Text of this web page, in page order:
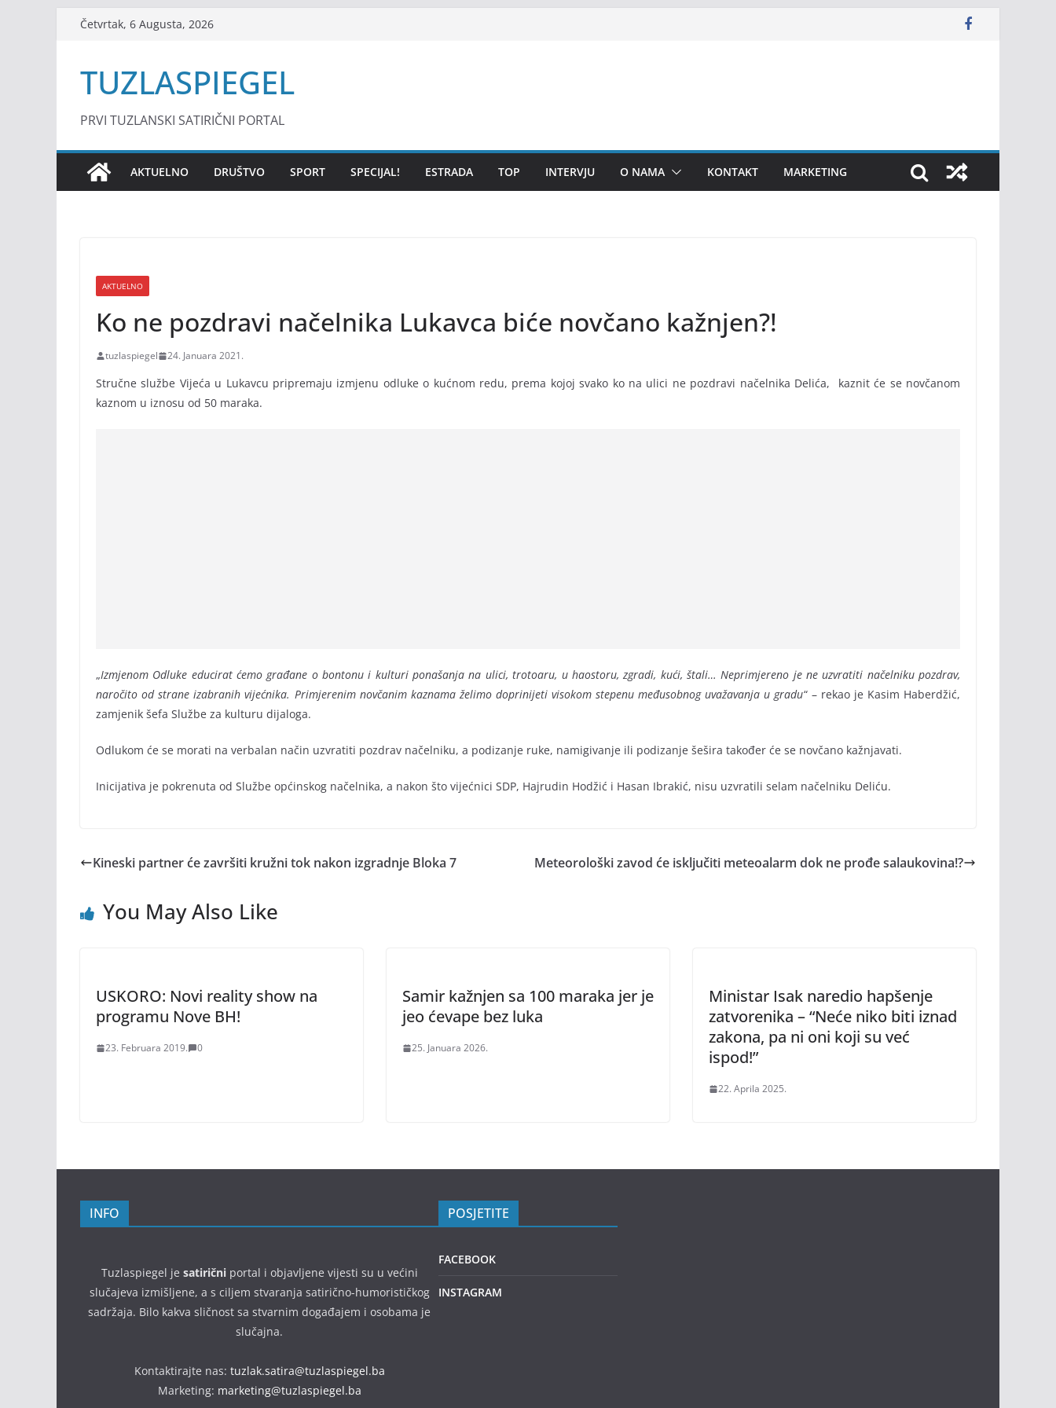
Četvrtak, 6 Augusta, 2026
TUZLASPIEGEL
PRVI TUZLANSKI SATIRIČNI PORTAL
AKTUELNO DRUŠTVO SPORT SPECIJAL! ESTRADA TOP INTERVJU O NAMA KONTAKT MARKETING
AKTUELNO
Ko ne pozdravi načelnika Lukavca biće novčano kažnjen?!
tuzlaspiegel 24. Januara 2021.
Stručne službe Vijeća u Lukavcu pripremaju izmjenu odluke o kućnom redu, prema kojoj svako ko na ulici ne pozdravi načelnika Delića, kaznit će se novčanom
kaznom u iznosu od 50 maraka.
„Izmjenom Odluke educirat ćemo građane o bontonu i kulturi ponašanja na ulici, trotoaru, u haostoru, zgradi, kući, štali… Neprimjereno je ne uzvratiti načelniku pozdrav,
naročito od strane izabranih vijećnika. Primjerenim novčanim kaznama želimo doprinijeti visokom stepenu međusobnog uvažavanja u gradu“ – rekao je Kasim Haberdžić,
zamjenik šefa Službe za kulturu dijaloga.
Odlukom će se morati na verbalan način uzvratiti pozdrav načelniku, a podizanje ruke, namigivanje ili podizanje šešira također će se novčano kažnjavati.
Inicijativa je pokrenuta od Službe općinskog načelnika, a nakon što vijećnici SDP, Hajrudin Hodžić i Hasan Ibrakić, nisu uzvratili selam načelniku Deliću.
Kineski partner će završiti kružni tok nakon izgradnje Bloka 7 Meteorološki zavod će isključiti meteoalarm dok ne prođe salaukovina!?
You May Also Like
USKORO: Novi reality show na
programu Nove BH!
23. Februara 2019. 0
Samir kažnjen sa 100 maraka jer je
jeo ćevape bez luka
25. Januara 2026.
Ministar Isak naredio hapšenje
zatvorenika – “Neće niko biti iznad
zakona, pa ni oni koji su već
ispod!”
22. Aprila 2025.
INFO
Tuzlaspiegel je satiričniportal i objavljene vijesti su u većini
slučajeva izmišljene, a s ciljem stvaranja satirično-humorističkog
sadržaja. Bilo kakva sličnost sa stvarnim događajem i osobama je
slučajna.
Kontaktirajte nas: tuzlak.satira@tuzlaspiegel.ba
Marketing: marketing@tuzlaspiegel.ba
POSJETITE
FACEBOOK
INSTAGRAM